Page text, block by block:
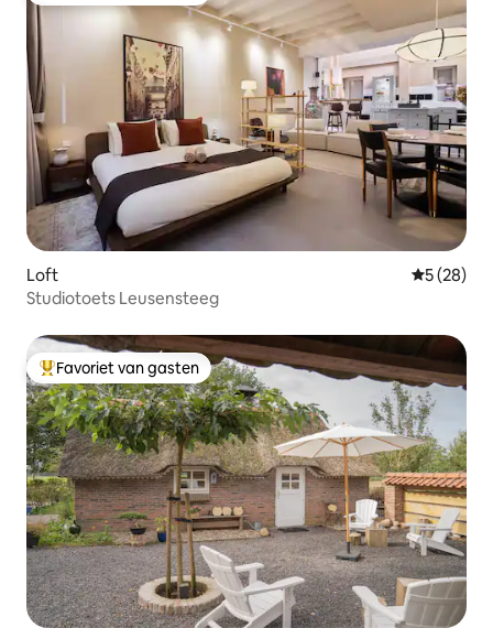
Loft
5 (28)
Studiotoets Leusensteeg
Topfavoriet van gasten
Favoriet van gasten